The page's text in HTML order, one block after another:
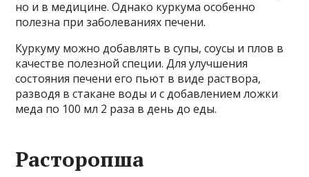
но и в медицине. Однако куркума особенно
полезна при заболеваниях печени.
Куркуму можно добавлять в супы, соусы и плов в
качестве полезной специи. Для улучшения
состояния печени его пьют в виде раствора,
разводя в стакане воды и с добавлением ложки
меда по 100 мл 2 раза в день до еды.
Расторопша